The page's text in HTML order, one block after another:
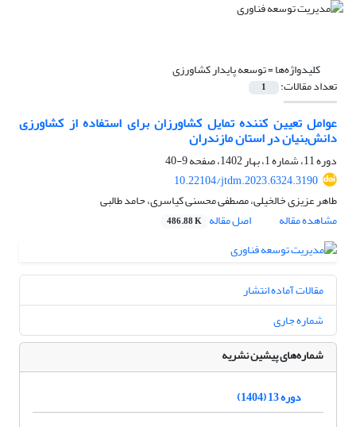
کلیدواژه‌ها =توسعه پایدار کشاورزی
تعداد مقالات: 1
عوامل تعیین کننده تمایل کشاورزان برای استفاده از کشاورزی
دانش‌بنیان در استان مازندران
دوره 11، شماره 1، بهار 1402، صفحه
9-40
10.22104/jtdm.2023.6324.3190
طاهر عزیزی خالخیلی، مصطفی محسنی کیاسری، حامد طالبی
مشاهده مقاله
اصل مقاله 486.88 K
مقالات آماده انتشار
شماره جاری
شماره‌های پیشین نشریه
دوره 13 (1404)